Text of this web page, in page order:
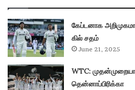
கேப்டனாக
கில் சதம்
June 21, 2025
WTC:
தென்னாப்பிரிக்கா